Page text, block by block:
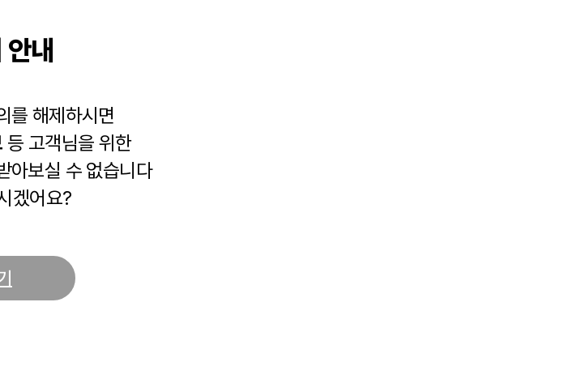
내
를 해제하시면
등 고객님을 위한
아보실 수 없습니다
겠어요?